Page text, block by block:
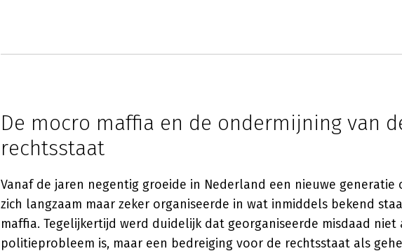
De mocro maffia en de ondermijning van
rechtsstaat
Vanaf de jaren negentig groeide in Nederland een nieuwe generatie
zich langzaam maar zeker organiseerde in wat inmiddels bekend
maffia. Tegelijkertijd werd duidelijk dat georganiseerde misdaad niet
politieprobleem is, maar een bedreiging voor de rechtsstaat als